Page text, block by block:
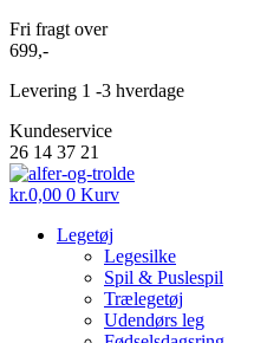
Fri fragt over
699,-
Levering 1 -3 hverdage
Kundeservice
26 14 37 21
kr.0,00 0 Kurv
Legetøj
Legesilke
Spil & Puslespil
Trælegetøj
Udendørs leg